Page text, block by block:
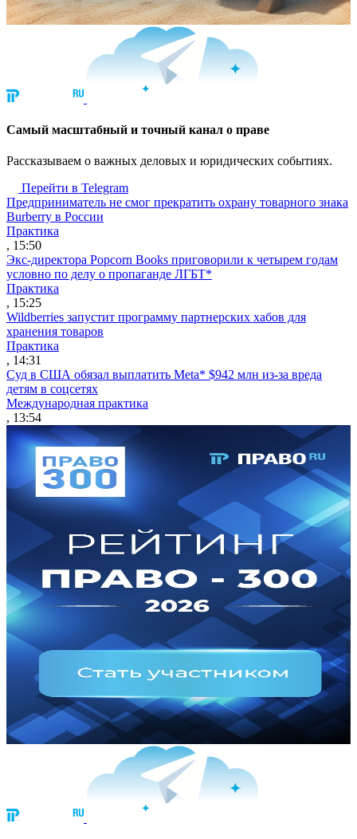
Cамый масштабный и точный канал о праве
Рассказываем о важных деловых и юридических событиях.
Перейти в Telegram
Предприниматель не смог прекратить охрану товарного знака
Burberry в России
Практика
, 15:50
Экс-директора Popcorn Books приговорили к четырем годам
условно по делу о пропаганде ЛГБТ*
Практика
, 15:25
Wildberries запустит программу партнерских хабов для
хранения товаров
Практика
, 14:31
Суд в США обязал выплатить Meta* $942 млн из-за вреда
детям в соцсетях
Международная практика
, 13:54